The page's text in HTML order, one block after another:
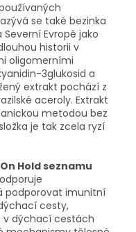
se také bezinka
Evropě jako
historii v
oligomerními
3glukosid a
extrakt pochází z
aceroly. Extrakt
metodou bez
je tak zcela ryzí
Hold seznamu
podporovat imunitní
cesty,
dýchací cestách